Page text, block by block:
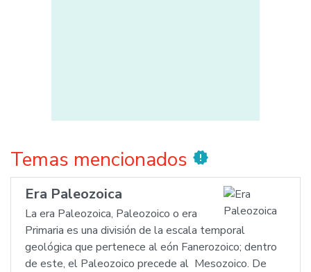
Temas mencionados new_releases
Era Paleozoica
La era Paleozoica, Paleozoico o era
Primaria es una división de la escala temporal
geológica que pertenece al eón Fanerozoico; dentro
de este, el Paleozoico precede al Mesozoico. De